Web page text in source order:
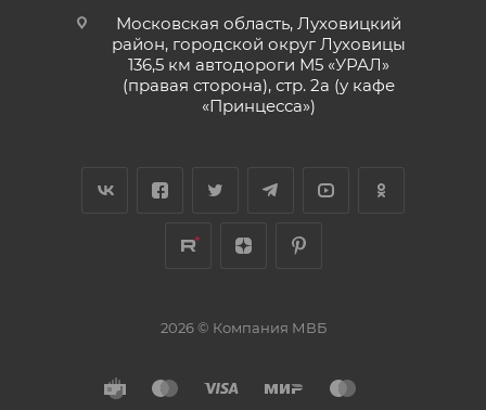
Московская область, Луховицкий
район, городской округ Луховицы
136,5 км автодороги М5 «УРАЛ»
(правая сторона), стр. 2а (у кафе
«‎Принцесса»)
2026 © Компания МВБ